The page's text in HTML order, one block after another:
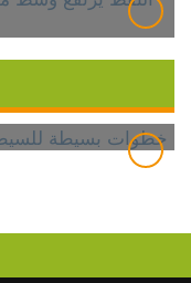
7 خطوات